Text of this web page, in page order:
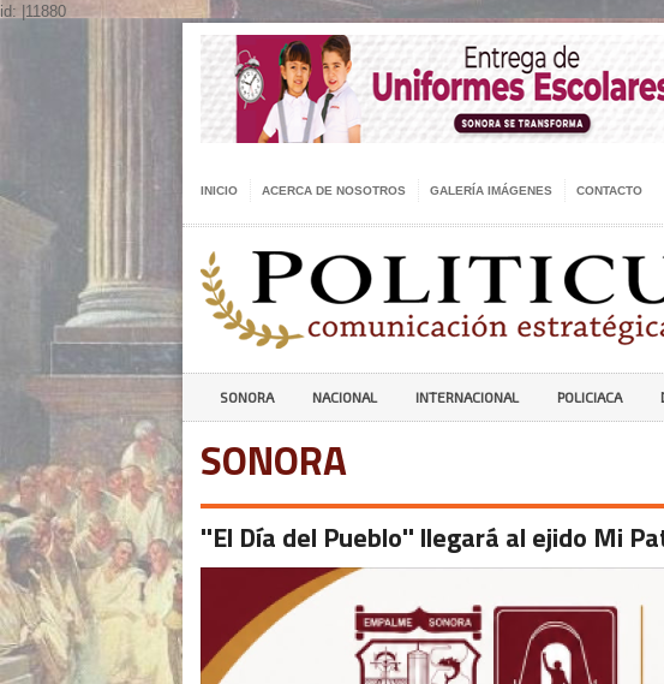
id: |11880
INICIO ACERCA DE NOSOTROS GALERÍA IMÁGENES CONTACTO
SONORA NACIONAL INTERNACIONAL POLICIACA
SONORA
''El Día del Pueblo'' llegará al ejido Mi